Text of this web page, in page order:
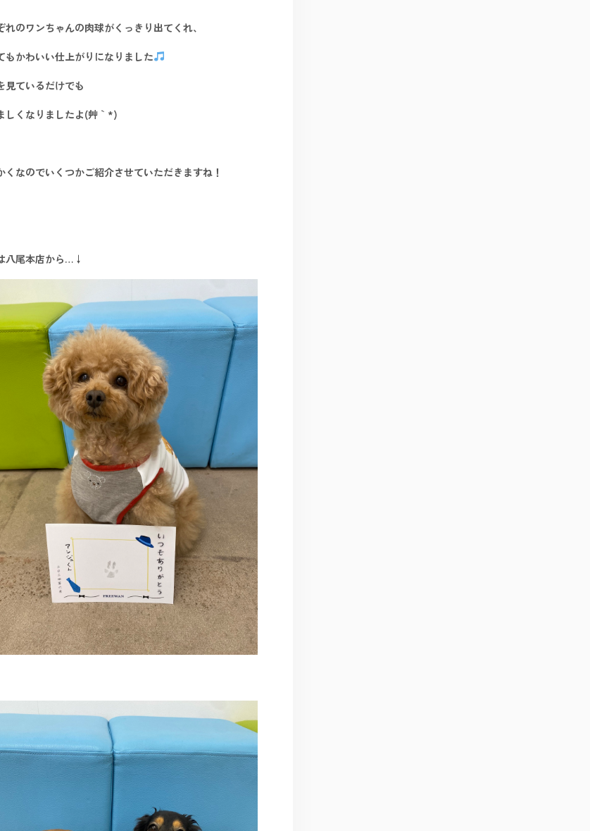
れのワンちゃんの肉球がくっきり出てくれ、
もかわいい仕上がりになりました
見ているだけでも
しくなりましたよ(´艸｀*)
くなのでいくつかご紹介させていただきますね！
八尾本店から…↓